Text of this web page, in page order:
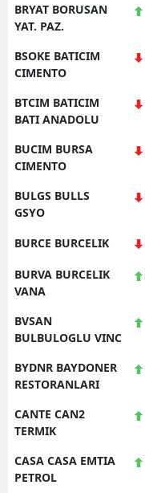
BRYAT BORUSAN
YAT. PAZ.
BSOKE BATICIM
CIMENTO
BTCIM BATICIM
BATI ANADOLU
BUCIM BURSA
CIMENTO
BULGS BULLS
GSYO
BURCE BURCELIK
BURVA BURCELIK
VANA
BVSAN
BULBULOGLU VINC
BYDNR BAYDONER
RESTORANLARI
CANTE CAN2
TERMIK
CASA CASA EMTIA
PETROL